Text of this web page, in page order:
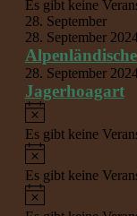
Es gibt keine
28. September
28. September
28. September
Jagerhoagart
Hinweis
Es gibt keine
Hinweis
Es gibt keine
Hinweis